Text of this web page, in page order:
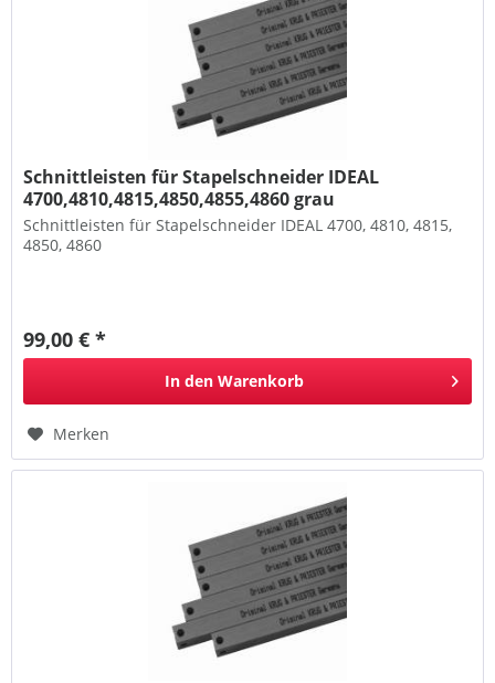
Schnittleisten für Stapelschneider IDEAL
4700,4810,4815,4850,4855,4860 grau
Schnittleisten für Stapelschneider IDEAL 4700, 4810, 4815,
4850, 4860
99,00 € *
In den Warenkorb
Merken